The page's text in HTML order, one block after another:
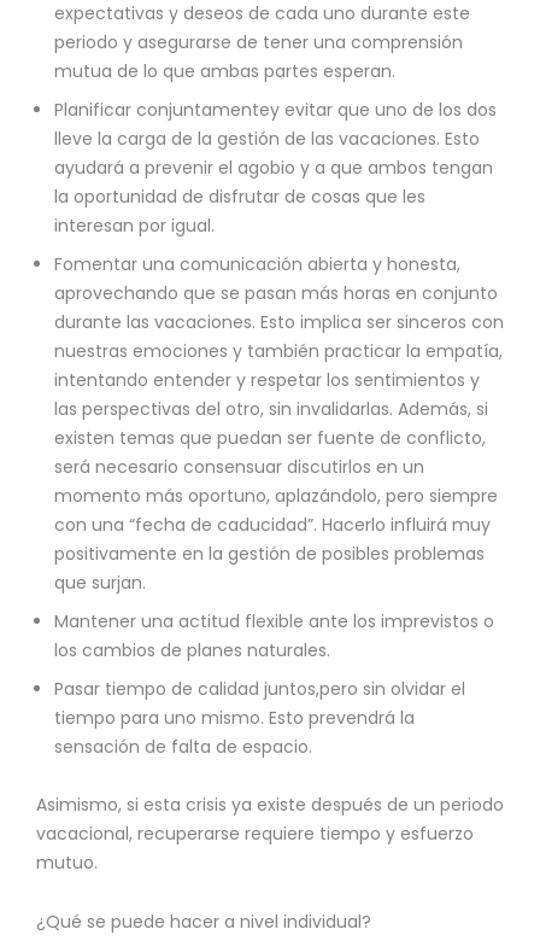
expectativas y deseos de cada uno durante este
periodo y asegurarse de tener una comprensión
mutua de lo que ambas partes esperan.
Planificar conjuntamentey evitar que uno de los dos
lleve la carga de la gestión de las vacaciones. Esto
ayudará a prevenir el agobio y a que ambos tengan
la oportunidad de disfrutar de cosas que les
interesan por igual.
Fomentar una comunicación abierta y honesta,
aprovechando que se pasan más horas en conjunto
durante las vacaciones. Esto implica ser sinceros con
nuestras emociones y también practicar la empatía,
intentando entender y respetar los sentimientos y
las perspectivas del otro, sin invalidarlas. Además, si
existen temas que puedan ser fuente de conflicto,
será necesario consensuar discutirlos en un
momento más oportuno, aplazándolo, pero siempre
con una “fecha de caducidad”. Hacerlo influirá muy
positivamente en la gestión de posibles problemas
que surjan.
Mantener una actitud flexible ante los imprevistos o
los cambios de planes naturales.
Pasar tiempo de calidad juntos,pero sin olvidar el
tiempo para uno mismo. Esto prevendrá la
sensación de falta de espacio.
Asimismo, si esta crisis ya existe después de un periodo
vacacional, recuperarse requiere tiempo y esfuerzo
mutuo.
¿Qué se puede hacer a nivel individual?